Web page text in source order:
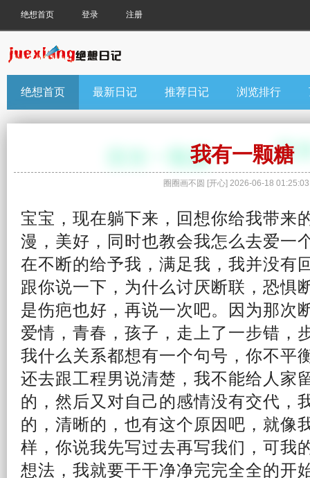
绝想首页 登录 注册
绝想首页 最新日记 推荐日记 浏览排行
我有一颗糖
圈圈画不圆 [开心] 2026-06-18 01:25:03
宝宝，现在躺下来，回想你给我带来
漫，美好，同时也教会我怎么去爱一
在不断的给予我，满足我，我并没有
跟你说一下， 为什么讨厌断联，恐惧
是伤疤也好，再说一次吧。因为那次
爱情 ，青春，孩子，走上了一步错，
我什么关系都想有一个句号，你不平
还去跟工程男说清楚，我不能给人家
的，然后又对自己的感情没有交代，
的，清晰的，也有这个原因吧，就像
样，你说我先写过去再写我们，可我
想法，我就要干干净净完完全全的开